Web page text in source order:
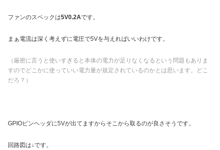
ファンのスペックは5V0.2Aです。
まぁ電流は深く考えずに電圧で5Vを与えればいいわけです。
（厳密に言うと使いすぎると本体の電力が足りなくなるという問題もありま
すのでどこかに使っていい電力量が規定されているのかとは思います。どこ
だろ？）
GPIOピンヘッダに5Vが出てますからそこから取るのが良さそうです。
回路図は↓です。